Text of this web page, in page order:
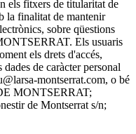
els fitxers de titularitat de
finalitat de mantenir
sobre qüestions
Els usuaris
els drets d'accés,
de caràcter personal
montserrat.com, o bé
MONTSERRAT;
de Montserrat s/n;